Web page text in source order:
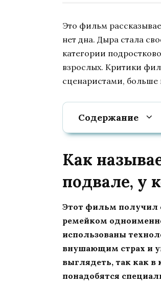
Это фильм
нет дна. Дыра стала
категории
взрослых. Критики
сценаристами, больше
Содержание
Как
подвале, у
Этот фильм получил
ремейком
использованы
внушающим страх и
выглядеть, так как в
понадобятся